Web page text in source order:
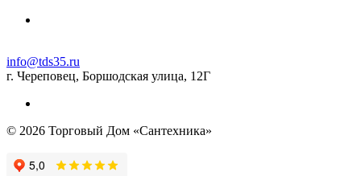
info@tds35.ru
г. Череповец, Боршодская улица, 12Г
© 2026 Торговый Дом «Сантехника»